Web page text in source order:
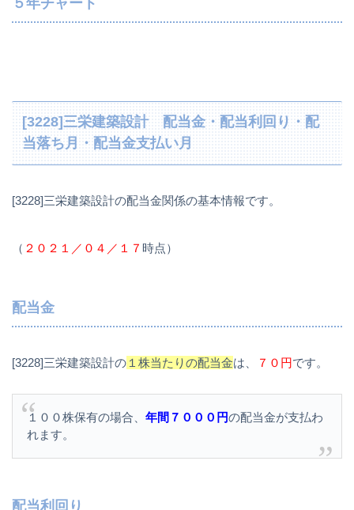
５年チャート
[3228]三栄建築設計 配当金・配当利回り・配
当落ち月・配当金支払い月
[3228]三栄建築設計の配当金関係の基本情報です。
（ ２０２１／０４／１７ 時点）
配当金
[3228]三栄建築設計の １株当たりの配当金は、 ７０円です。
１００株保有の場合、 年間７０００円の配当金が支払わ
れます。
配当利回り